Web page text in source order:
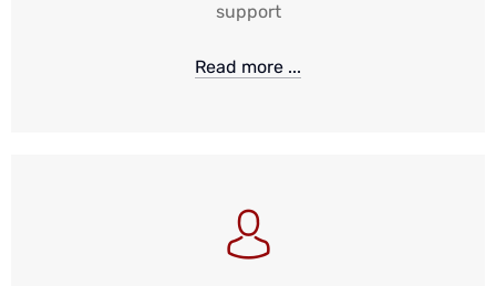
support
Read more ...